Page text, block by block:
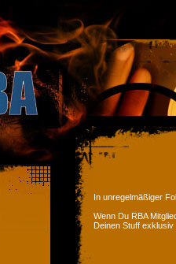
In unregelmäßiger
Wenn Du RBA
Deinen Stuff